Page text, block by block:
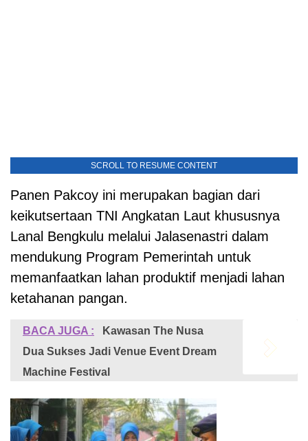
SCROLL TO RESUME CONTENT
Panen Pakcoy ini merupakan bagian dari
keikutsertaan TNI Angkatan Laut khususnya
Lanal Bengkulu melalui Jalasenastri dalam
mendukung Program Pemerintah untuk
memanfaatkan lahan produktif menjadi lahan
ketahanan pangan.
BACA JUGA :
Kawasan The Nusa
Dua Sukses Jadi Venue Event Dream
Machine Festival